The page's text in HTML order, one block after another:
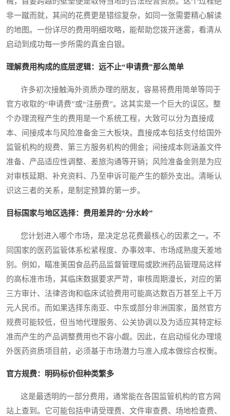
非一蹴而就，其间的花费更是错综复杂，如同一张需要精心解读
的地图。一份详尽的费用明细攻略，能帮助您拨开迷雾，看清从
启动到成功每一步所需的真金白银。
理解费用构成的底层逻辑：远不止“申请费”那么简单
许多初次接触海外资质办理的朋友，容易将费用简单等同于
官方收取的“申请费”或“注册费”。这其实是一个巨大的误区。整
个办理流程产生的费用是一个系统工程，大致可以分为直接成
本、间接成本与风险准备金三大板块。直接成本包括支付给国外
监管机构的规费、第三方服务机构的佣金；间接成本则涵盖文件
准备、产品适应性调整、差旅沟通等开销；风险准备金则是为应
对审核延期、补充资料、乃至申诉可能产生的额外支出。清晰认
识这三者的关系，是制定预算的第一步。
目标国家与地区选择：费用差异的“分水岭”
您计划进入哪个市场，是决定总花费最核心的因素之一。不
同国家的医药监管体系松紧程度、办事效率、市场成熟度天差地
别。例如，瞄准美国食品药品监督管理局或欧洲药品管理局这样
的高标准市场，其临床数据要求严苛，审核周期漫长，对应的第
三方审计、法律咨询和临床试验费用可能高达数百万甚至上千万
元人民币。而如果选择东南亚、中东或部分非洲国家，虽然官方
规费可能较低，但当地代理服务、公关协调以及为适应其特定标
准而产生的产品调整费用也不容小觑。因此，在启动绥化办理境
外医药资质项目前，必须基于市场潜力与准入成本做综合权衡。
官方规费：明码标价但种类繁多
这是最透明的一部分费用，通常能在各国监管机构的官方网
站上查到。它可能包括申请受理费、文件审查费、场地检查费、